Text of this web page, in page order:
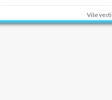
Više vesti